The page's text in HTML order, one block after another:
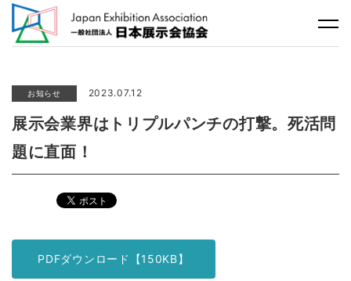
お知らせ 2023.07.12
展示会業界はトリプルパンチの打撃。死活問
題に直面！
PDFダウンロード【150KB】